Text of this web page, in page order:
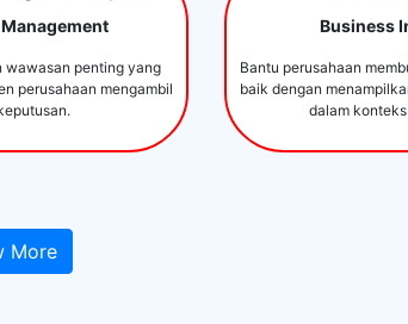
wawasan penting yang
perusahaan mengambil
Business
Bantu perusahaan
baik dengan
dalam
More